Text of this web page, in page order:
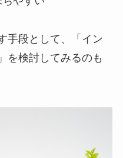
手段として、「イン
を検討してみるのも